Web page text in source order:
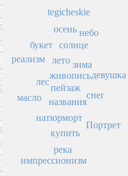
пейзаж
названия
живопись
лето
натюрморт
купить
солнце
лес
зима
осень
букет
масло
река
снег
tegicheskie
реализм
небо
импрессионизм
Портрет
девушка